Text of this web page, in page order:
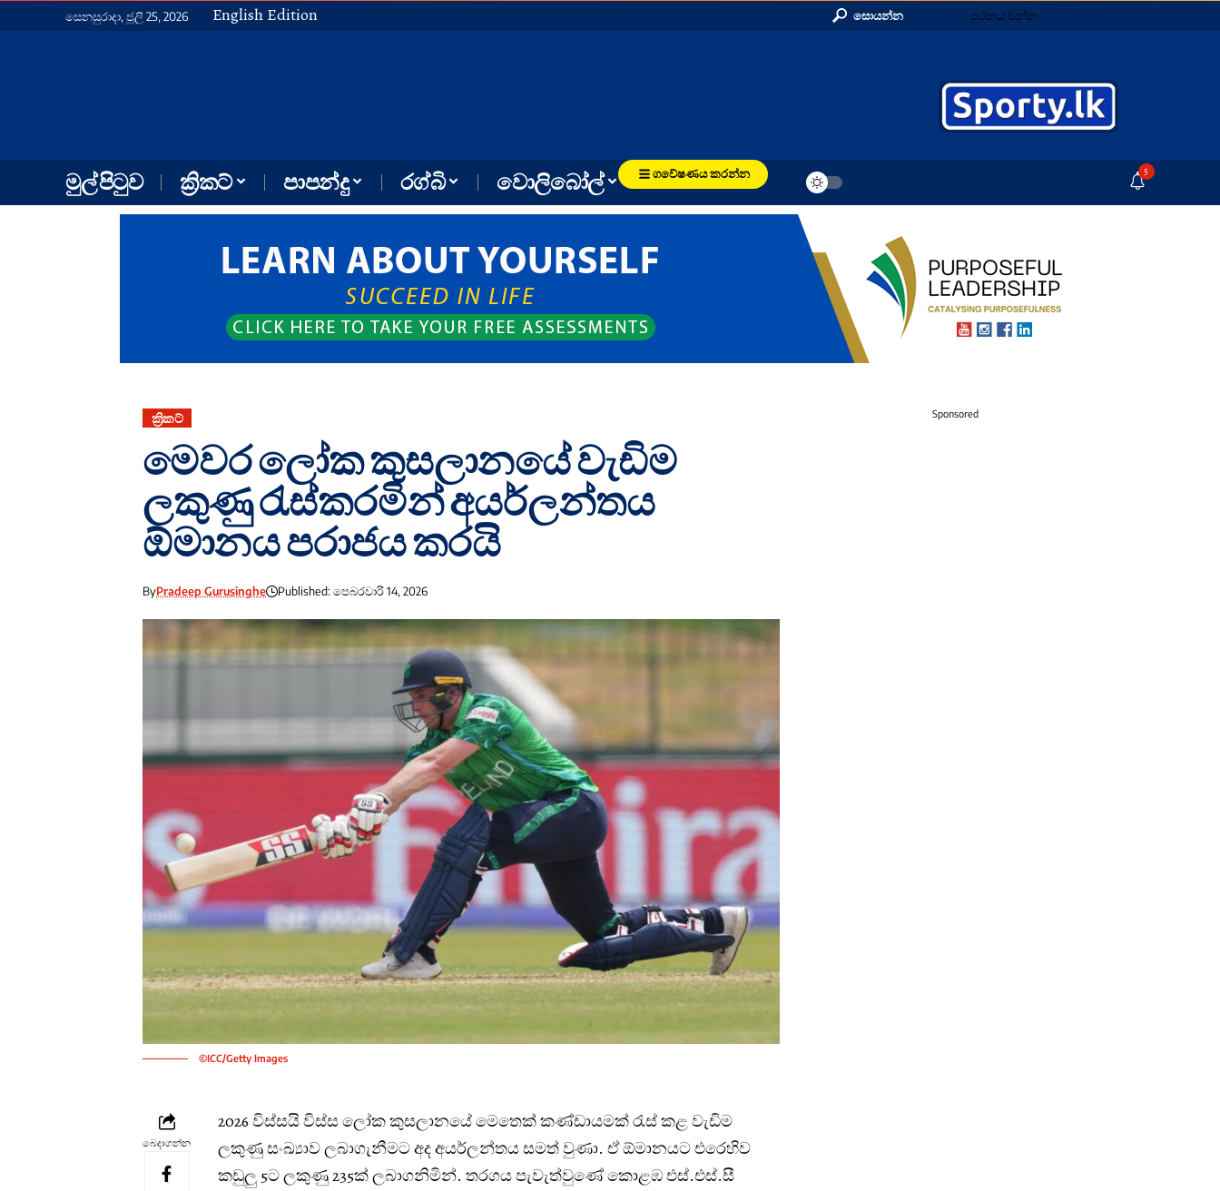
සෙනසුරාදා, ජූලි 25, 2026 English Edition සොයන්න පුරනය වන්න
මුල් පිටුව ක්‍රිකට් පාපන්දු රග්බි වොලිබෝල් ගවේෂණය කරන්න 5
ක්‍රිකට්
මෙවර ලෝක කුසලානයේ වැඩිම
ලකුණු රැස්කරමින් අයර්ලන්තය
ඕමානය පරාජය කරයි
ByPradeep Gurusinghe Published: පෙබරවාරි 14, 2026
©ICC/Getty Images
බෙදාගන්න
2026 විස්සයි විස්ස ලෝක කුසලානයේ මෙතෙක් කණ්ඩායමක් රැස් කළ වැඩිම
ලකුණු සංඛ්‍යාව ලබාගැනීමට අද අයර්ලන්තය සමත් වුණා. ඒ ඕමානයට එරෙහිව
කඩුලු 5ට ලකුණු 235ක් ලබාගනිමින්. තරගය පැවැත්වුණේ කොළඹ එස්.එස්.සී
Sponsored